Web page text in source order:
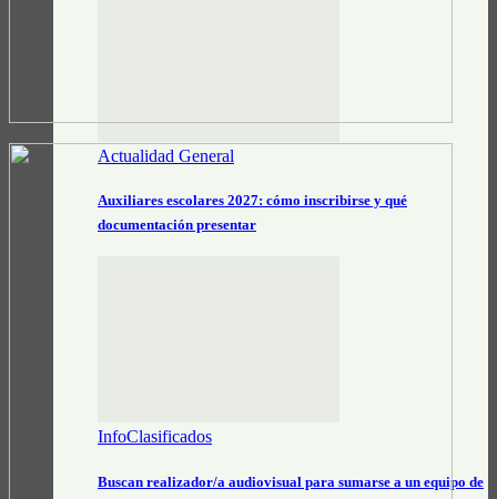
Actualidad General
Auxiliares escolares 2027: cómo inscribirse y qué
documentación presentar
InfoClasificados
Buscan realizador/a audiovisual para sumarse a un equipo de